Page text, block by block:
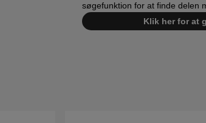
søgefunktion for at finde delen
Klik her for at